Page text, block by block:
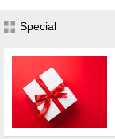
Special